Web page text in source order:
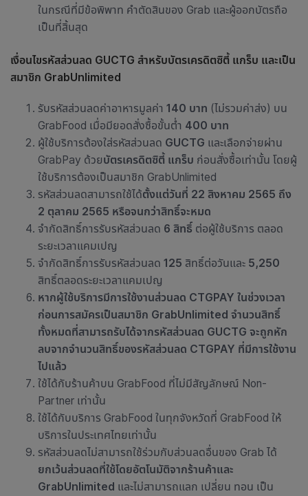
ในกรณีที่มีข้อพิพาท คำตัดสินของ Grab และผู้ออกบัตรถือ
เป็นที่สิ้นสุด
เงื่อนไขรหัสส่วนลด GUCTG สำหรับบัตรเครดิตซิตี้ แกร็บ และเป็น
สมาชิก GrabUnlimited
รับรหัสส่วนลดค่าอาหารมูลค่า 140 บาท (ไม่รวมค่าส่ง) บน
GrabFood เมื่อมียอดสั่งซื้อขั้นต่ำ 400 บาท
ผู้ใช้บริการต้องใส่รหัสส่วนลด GUCTG และเลือกจ่ายผ่าน
GrabPay ด้วยบัตรเครดิตซิตี้ แกร็บ ก่อนสั่งซื้อเท่านั้น โดยผู้
ใช้บริการต้องเป็นสมาชิก GrabUnlimited
รหัสส่วนลดสามารถใช้ได้ตั้งแต่วันที่ 22 สิงหาคม 2565 ถึง
2 ตุลาคม 2565 หรือจนกว่าสิทธิ์จะหมด
จำกัดสิทธิ์การรับรหัสส่วนลด 6 สิทธิ์ ต่อผู้ใช้บริการ ตลอด
ระยะเวลาแคมเปญ
จำกัดสิทธิ์การรับรหัสส่วนลด 125 สิทธิ์ต่อวันและ 5,250
สิทธิ์ตลอดระยะเวลาแคมเปญ
หากผู้ใช้บริการมีการใช้งานส่วนลด CTGPAY ในช่วงเวลา
ก่อนการสมัครเป็นสมาชิก GrabUnlimited จำนวนสิทธิ์
ทั้งหมดที่สามารถรับได้จากรหัสส่วนลด GUCTG จะถูกหัก
ลบจากจำนวนสิทธิ์ของรหัสส่วนลด CTGPAY ที่มีการใช้งาน
ไปแล้ว
ใช้ได้กับร้านค้าบน GrabFood ที่ไม่มีสัญลักษณ์ Non-
Partner เท่านั้น
ใช้ได้กับบริการ GrabFood ในทุกจังหวัดที่ GrabFood ให้
บริการในประเทศไทยเท่านั้น
รหัสส่วนลดไม่สามารถใช้ร่วมกับส่วนลดอื่นของ Grab ได้
ยกเว้นส่วนลดที่ใช้โดยอัตโนมัติจากร้านค้าและ
GrabUnlimited และไม่สามารถแลก เปลี่ยน ทอน เป็น